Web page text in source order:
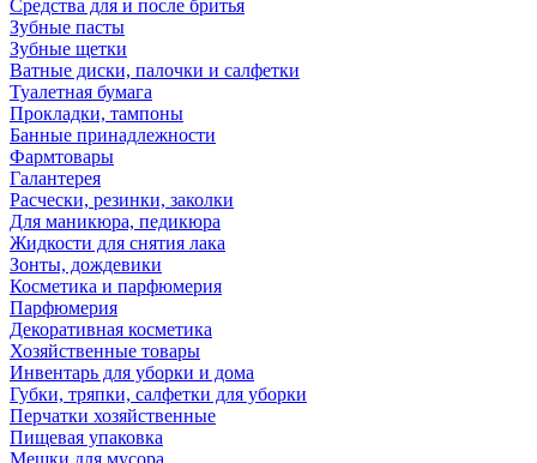
Средства для и после бритья
Зубные пасты
Зубные щетки
Ватные диски, палочки и салфетки
Туалетная бумага
Прокладки, тампоны
Банные принадлежности
Фармтовары
Галантерея
Расчески, резинки, заколки
Для маникюра, педикюра
Жидкости для снятия лака
Зонты, дождевики
Косметика и парфюмерия
Парфюмерия
Декоративная косметика
Хозяйственные товары
Инвентарь для уборки и дома
Губки, тряпки, салфетки для уборки
Перчатки хозяйственные
Пищевая упаковка
Мешки для мусора